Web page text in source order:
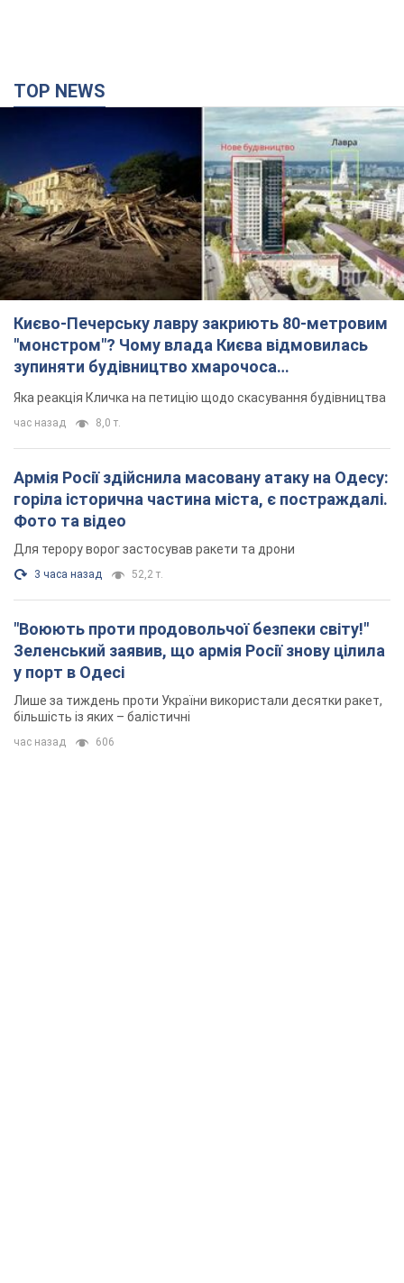
TOP NEWS
Києво-Печерську лавру закриють 80-метровим
"монстром"? Чому влада Києва відмовилась
зупиняти будівництво хмарочоса
"московського вірянина"
Яка реакція Кличка на петицію щодо скасування будівництва
час назад 8,0 т.
Армія Росії здійснила масовану атаку на Одесу:
горіла історична частина міста, є постраждалі.
Фото та відео
Для терору ворог застосував ракети та дрони
3 часа назад 52,2 т.
"Воюють проти продовольчої безпеки світу!"
Зеленський заявив, що армія Росії знову цілила
у порт в Одесі
Лише за тиждень проти України використали десятки ракет,
більшість із яких – балістичні
час назад 606